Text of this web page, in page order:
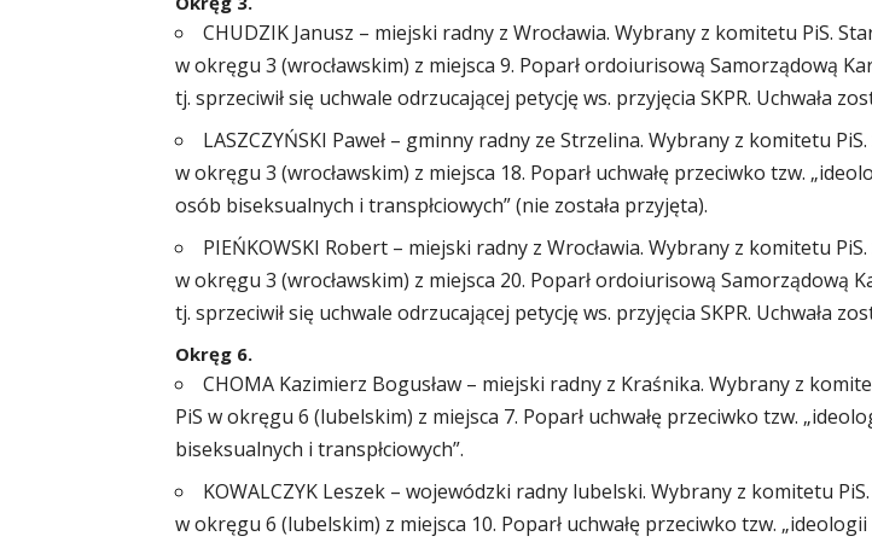
CHUDZIK Janusz – miejski radny z Wrocławia. Wybrany z komitetu PiS.
w okręgu 3 (wrocławskim) z miejsca 9. Poparł ordoiurisową Samorządową
tj. sprzeciwił się uchwale odrzucającej petycję ws. przyjęcia SKPR. Uchwała
LASZCZYŃSKI Paweł – gminny radny ze Strzelina. Wybrany z komitetu
w okręgu 3 (wrocławskim) z miejsca 18. Poparł uchwałę przeciwko tzw.
osób biseksualnych i transpłciowych” (nie została przyjęta).
PIEŃKOWSKI Robert – miejski radny z Wrocławia. Wybrany z komitetu
w okręgu 3 (wrocławskim) z miejsca 20. Poparł ordoiurisową Samorządową
tj. sprzeciwił się uchwale odrzucającej petycję ws. przyjęcia SKPR. Uchwała
Okręg 6.
CHOMA Kazimierz Bogusław – miejski radny z Kraśnika. Wybrany z
PiS w okręgu 6 (lubelskim) z miejsca 7. Poparł uchwałę przeciwko tzw.
biseksualnych i transpłciowych”.
KOWALCZYK Leszek – wojewódzki radny lubelski. Wybrany z komitetu
w okręgu 6 (lubelskim) z miejsca 10. Poparł uchwałę przeciwko tzw.